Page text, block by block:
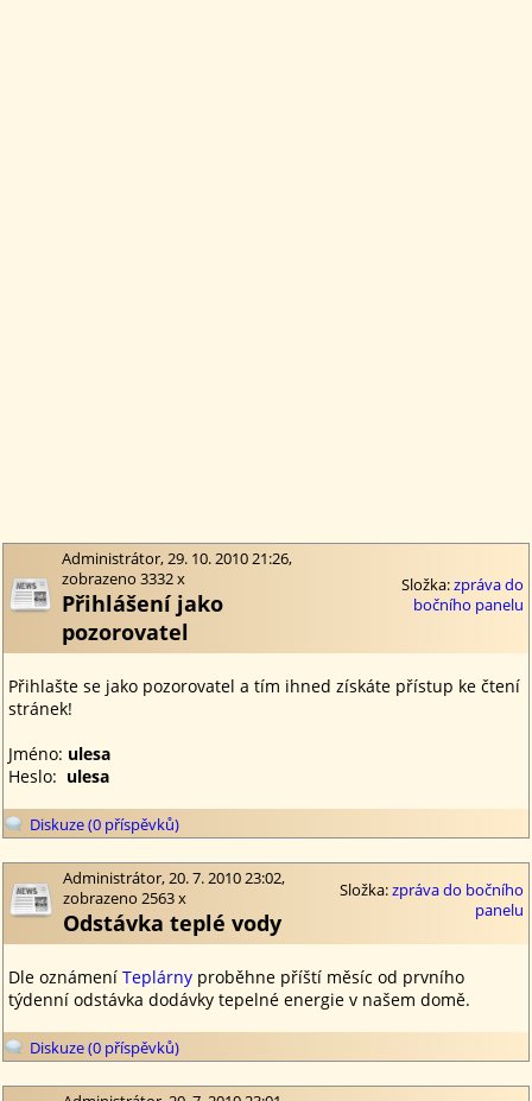
Administrátor, 29. 10. 2010 21:26,
zobrazeno 3332 x
Přihlášení jako
pozorovatel
Složka:zpráva do
bočního panelu
Přihlašte se jako pozorovatel a tím ihned získáte přístup ke čtení
stránek!
Jméno: ulesa
Heslo: ulesa
Diskuze (0 příspěvků)
Administrátor, 20. 7. 2010 23:02,
zobrazeno 2563 x
Odstávka teplé vody
Složka:zpráva do bočního
panelu
Dle oznámení Teplárny proběhne příští měsíc od prvního
týdenní odstávka dodávky tepelné energie v našem domě.
Diskuze (0 příspěvků)